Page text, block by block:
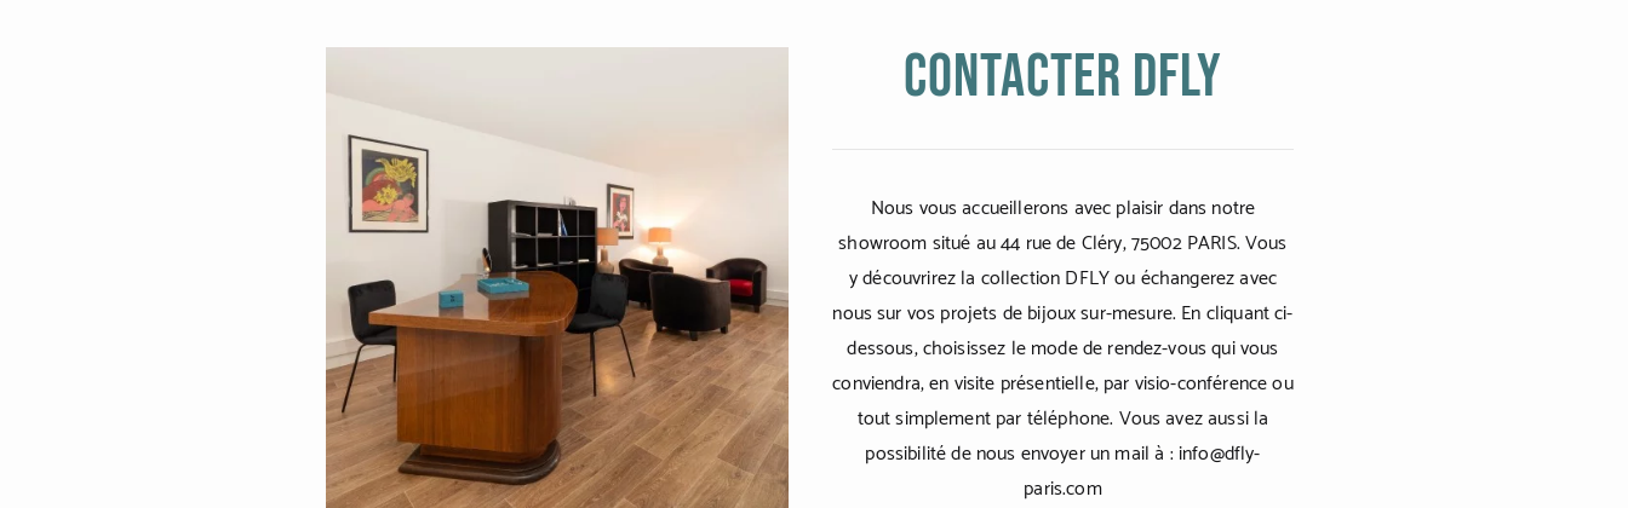
Contacter Dfly
Nous vous accueillerons avec plaisir dans notre
showroom situé au 44 rue de Cléry, 75002 PARIS. Vous
y découvrirez la collection DFLY ou échangerez avec
nous sur vos projets de bijoux sur-mesure. En cliquant ci-
dessous, choisissez le mode de rendez-vous qui vous
conviendra, en visite présentielle, par visio-conférence ou
tout simplement par téléphone. Vous avez aussi la
possibilité de nous envoyer un mail à : info@dfly-
paris.com